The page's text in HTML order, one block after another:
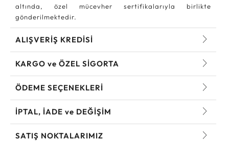
altında, özel mücevher sertifikalarıyla birlikte
gönderilmektedir.
ALIŞVERİŞ KREDİSİ
KARGO ve ÖZEL SİGORTA
ÖDEME SEÇENEKLERİ
İPTAL, İADE ve DEĞİŞİM
SATIŞ NOKTALARIMIZ